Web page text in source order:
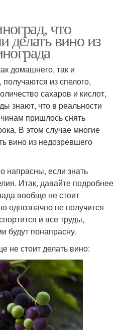
что
делать вино из
домашнего, так и
из спелого,
сахаров и кислот,
знают, что в реальности
пришлось снять
В этом случае многие
вино из недозревшего
напрасны, если знать
Итак, давайте подробнее
вообще не стоит
однозначно не получится
и все труды,
будут понапрасну.
не стоит делать вино: